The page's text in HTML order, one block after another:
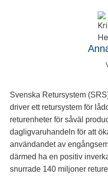
Svenska Retursystem
driver ett retursystem för
returenheter för såväl
dagligvaruhandeln för att
användandet av
därmed ha en positiv
snurrade 140 miljoner